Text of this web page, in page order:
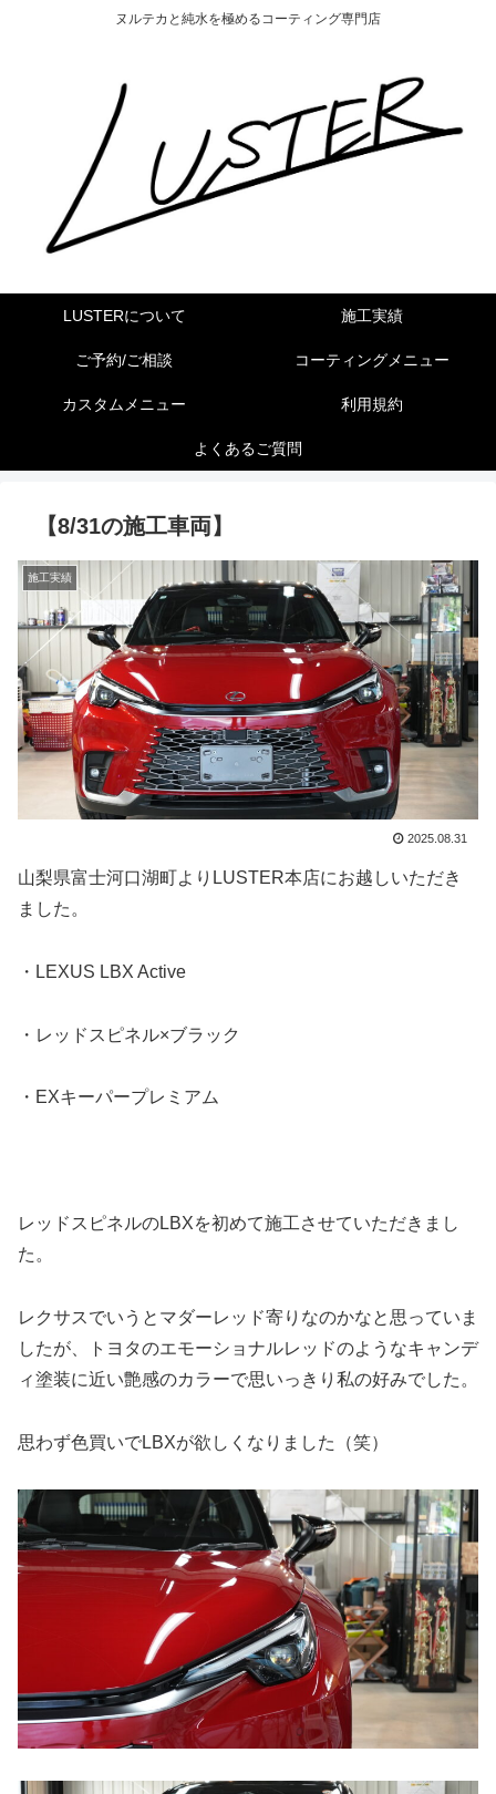
ヌルテカと純水を極めるコーティング専門店
LUSTERについて 施工実績
ご予約/ご相談 コーティングメニュー
カスタムメニュー 利用規約
よくあるご質問
【8/31の施工車両】
施工実績
2025.08.31
山梨県富士河口湖町よりLUSTER本店にお越しいただき
ました。
・LEXUS LBX Active
・レッドスピネル×ブラック
・EXキーパープレミアム
レッドスピネルのLBXを初めて施工させていただきまし
た。
レクサスでいうとマダーレッド寄りなのかなと思っていま
したが、トヨタのエモーショナルレッドのようなキャンデ
ィ塗装に近い艶感のカラーで思いっきり私の好みでした。
思わず色買いでLBXが欲しくなりました（笑）